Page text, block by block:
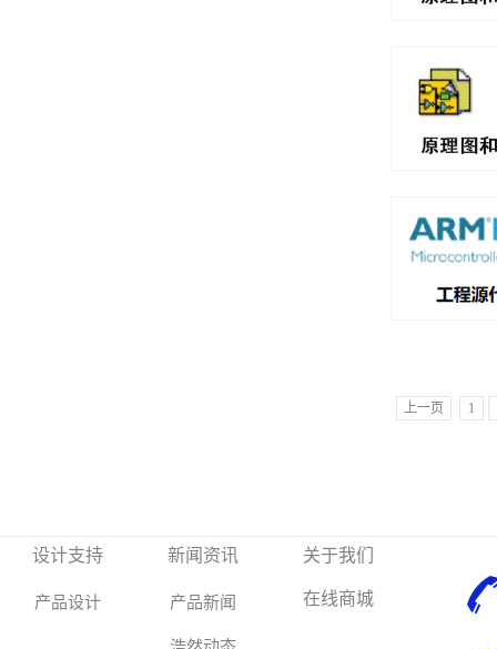
上一页 1
设计支持
产品设计
新闻资讯
产品新闻
关于我们
在线商城